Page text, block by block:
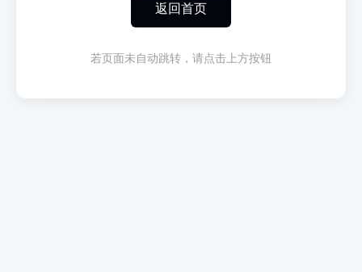
返回首页
若页面未自动跳转，请点击上方按钮